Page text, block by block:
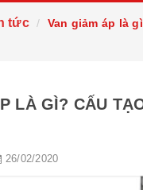
tức
Van giảm áp là
LÀ GÌ? CẤU
26/02/2020